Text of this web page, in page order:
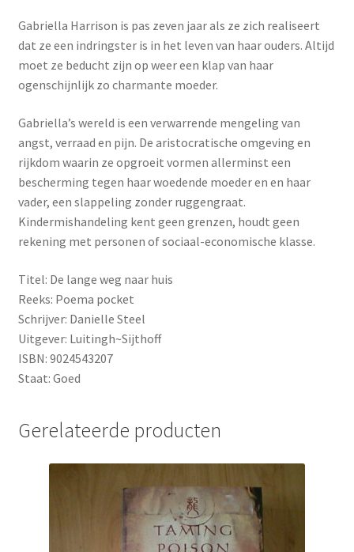
Gabriella Harrison is pas zeven jaar als ze zich realiseert
dat ze een indringster is in het leven van haar ouders. Altijd
moet ze beducht zijn op weer een klap van haar
ogenschijnlijk zo charmante moeder.
Gabriella’s wereld is een verwarrende mengeling van
angst, verraad en pijn. De aristocratische omgeving en
rijkdom waarin ze opgroeit vormen allerminst een
bescherming tegen haar woedende moeder en en haar
vader, een slappeling zonder ruggengraat.
Kindermishandeling kent geen grenzen, houdt geen
rekening met personen of sociaal-economische klasse.
Titel: De lange weg naar huis
Reeks: Poema pocket
Schrijver: Danielle Steel
Uitgever: Luitingh~Sijthoff
ISBN: 9024543207
Staat: Goed
Gerelateerde producten